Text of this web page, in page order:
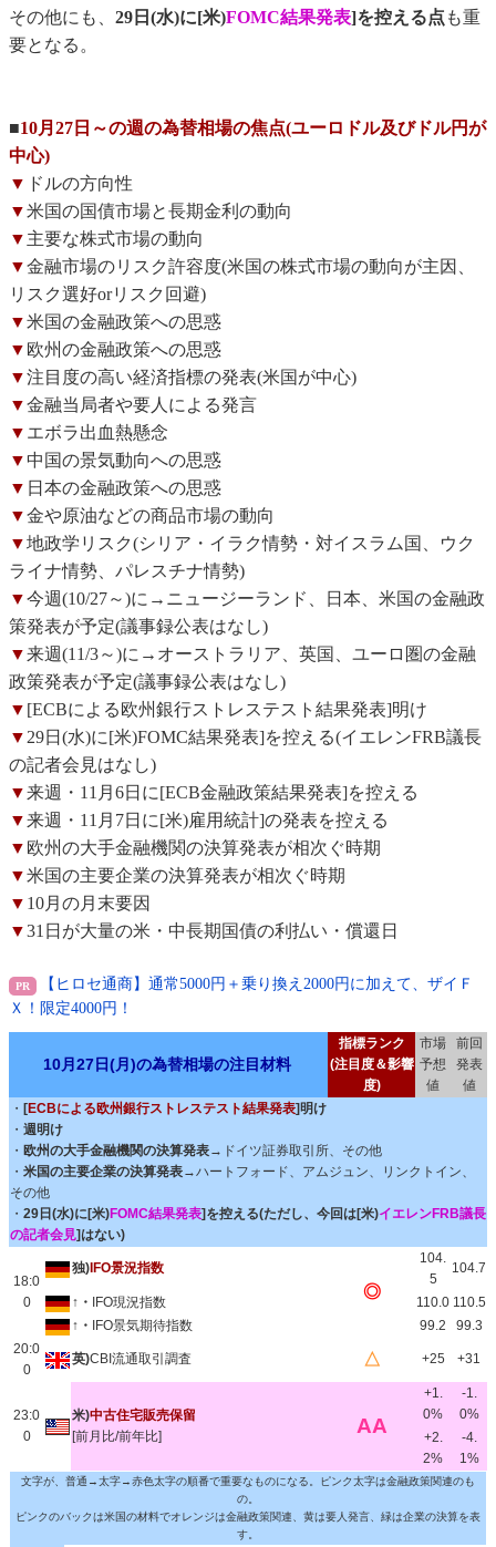
その他にも、 29日(水)に[米)FOMC結果発表]を控える点 も重
要となる。
■10月27日～の週の為替相場の焦点(ユーロドル及びドル円が
中心)
▼ ドルの方向性
▼米国の国債市場と長期金利の動向
▼ 主要な株式市場の動向
▼金融市場のリスク許容度(米国の株式市場の動向が主因、
リスク選好orリスク回避)
▼米国の金融政策への思惑
▼ 欧州の金融政策への思惑
▼注目度の高い経済指標の発表(米国が中心)
▼金融当局者や要人による発言
▼ エボラ出血熱懸念
▼ 中国の景気動向への思惑
▼ 日本の金融政策への思惑
▼金や原油などの商品市場の動向
▼地政学リスク(シリア・イラク情勢・対イスラム国、ウク
ライナ情勢、パレスチナ情勢)
▼今週(10/27～)に→ニュージーランド、日本、米国の金融政
策発表が予定(議事録公表はなし)
▼来週(11/3～)に→オーストラリア、英国、ユーロ圏の金融
政策発表が予定(議事録公表はなし)
▼ [ECBによる欧州銀行ストレステスト結果発表]明け
▼29日(水)に[米)FOMC結果発表]を控える(イエレンFRB議長
の記者会見はなし)
▼来週・11月6日に[ECB金融政策結果発表]を控える
▼来週・11月7日に[米)雇用統計]の発表を控える
▼ 欧州の大手金融機関の決算発表が相次ぐ時期
▼米国の主要企業の決算発表が相次ぐ時期
▼ 10月の月末要因
▼31日が大量の米・中長期国債の利払い・償還日
【ヒロセ通商】通常5000円＋乗り換え2000円に加えて、ザイＦ
Ｘ！限定4000円！
10月27日(月)の為替相場の注目材料
指標ランク
(注目度＆影響
度)
市場
予想
値
前回
発表
値
・ [ECBによる欧州銀行ストレステスト結果発表]明け
・ 週明け
・ 欧州の大手金融機関の決算発表→ドイツ証券取引所、その他
・ 米国の主要企業の決算発表→ハートフォード、アムジュン、リンクトイン、
その他
・ 29日(水)に[米)FOMC結果発表]を控える(ただし、今回は[米)イエレンFRB議長
の記者会見]はない)
18:0
0
独) IFO景況指数
◎
104.
5
104.7
↑・ IFO現況指数 110.0 110.5
↑・
IFO景気期待指数 99.2
99.3
20:0
0
英)CBI流通取引調査 △ +25 +31
23:0
0
米)中古住宅販売保留
[前月比/前年比]
AA
+1.
0%
-1.
0%
+2.
2%
-4.
1%
文字が、普通→太字→赤色太字の順番で重要なものになる。ピンク太字は金融政策関連のも
の。
ピンクのバックは米国の材料でオレンジは金融政策関連、黄は要人発言、緑は企業の決算を表
す。